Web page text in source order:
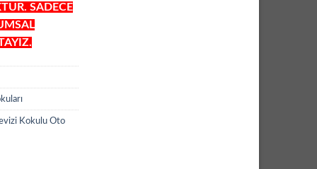
SADECE
Kokulu Oto